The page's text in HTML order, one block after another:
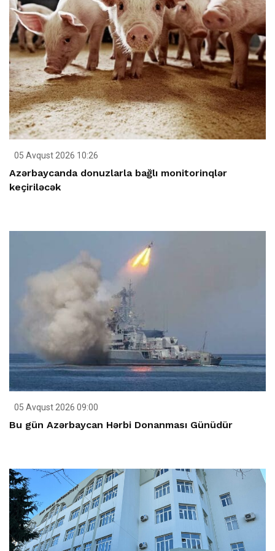
05 Avqust 2026 10:26
Azərbaycanda donuzlarla bağlı monitorinqlər
keçiriləcək
05 Avqust 2026 09:00
Bu gün Azərbaycan Hərbi Donanması Günüdür